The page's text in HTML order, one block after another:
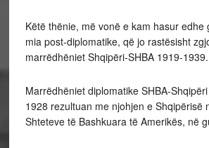
Këtë thënie, më vonë e kam hasur edhe
mia post-diplomatike, që jo rastësisht
marrëdhëniet Shqipëri-SHBA 1919-1939.
Marrëdhëniet diplomatike SHBA-
1928 rezultuan me njohjen e Shqipërisë
Shteteve të Bashkuara të Amerikës, në